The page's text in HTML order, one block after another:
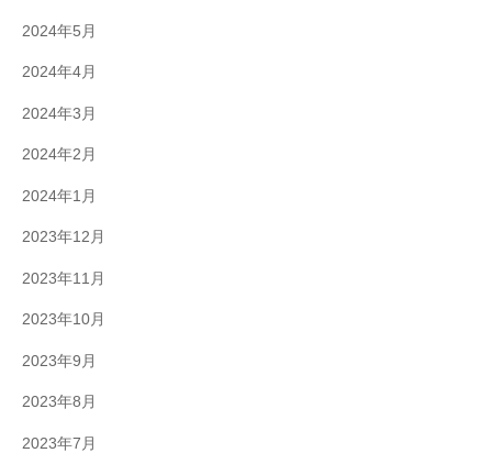
2024年5月
2024年4月
2024年3月
2024年2月
2024年1月
2023年12月
2023年11月
2023年10月
2023年9月
2023年8月
2023年7月